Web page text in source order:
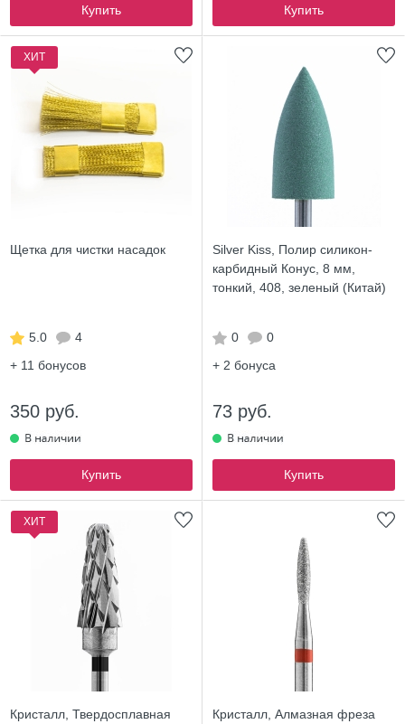
Купить Купить
ХИТ
Щетка для чистки насадок
5.0
4
+ 11 бонусов
350 руб.
Купить
Silver Kiss, Полир силикон-
карбидный Конус, 8 мм,
тонкий, 408, зеленый (Китай)
0
0
+ 2 бонуса
73 руб.
Купить
ХИТ
Кристалл, Твердосплавная
Кристалл, Алмазная фреза